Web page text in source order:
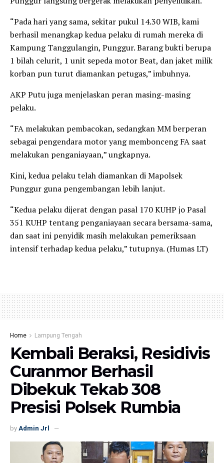
“Pada hari yang sama, sekitar pukul 14.30 WIB, kami
berhasil menangkap kedua pelaku di rumah mereka di
Kampung Tanggulangin, Punggur. Barang bukti berupa
1 bilah celurit, 1 unit sepeda motor Beat, dan jaket milik
korban pun turut diamankan petugas,” imbuhnya.
AKP Putu juga menjelaskan peran masing-masing
pelaku.
“FA melakukan pembacokan, sedangkan MM berperan
sebagai pengendara motor yang membonceng FA saat
melakukan penganiayaan,” ungkapnya.
Kini, kedua pelaku telah diamankan di Mapolsek
Punggur guna pengembangan lebih lanjut.
“Kedua pelaku dijerat dengan pasal 170 KUHP jo Pasal
351 KUHP tentang penganiayaan secara bersama-sama,
dan saat ini penyidik masih melakukan pemeriksaan
intensif terhadap kedua pelaku,” tutupnya. (Humas LT)
Home Lampung Tengah
Kembali Beraksi, Residivis
Curanmor Berhasil
Dibekuk Tekab 308
Presisi Polsek Rumbia
by Admin Jrl